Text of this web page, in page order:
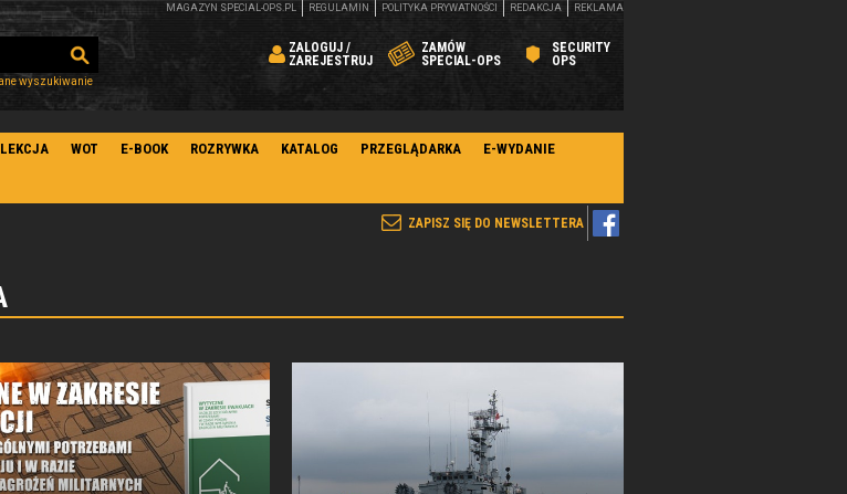
wyszukiwanie
ZALOGUJ /
ZAREJESTRUJ
ZAMÓW
SPECIAL-OPS
SECURITY
OPS
MAGAZYN SPECIAL-OPS.PL REGULAMIN POLITYKA PRYWATNOŚCI REDAKCJA REKLAMA
WOT E-BOOK ROZRYWKA KATALOG PRZEGLĄDARKA E-WYDANIE
ZAPISZ SIĘ DO NEWSLETTERA